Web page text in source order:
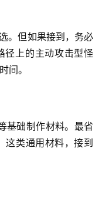
。但如果接到，务必
径上的主动攻击型怪
间。
基础制作材料。最省
这类通用材料，接到